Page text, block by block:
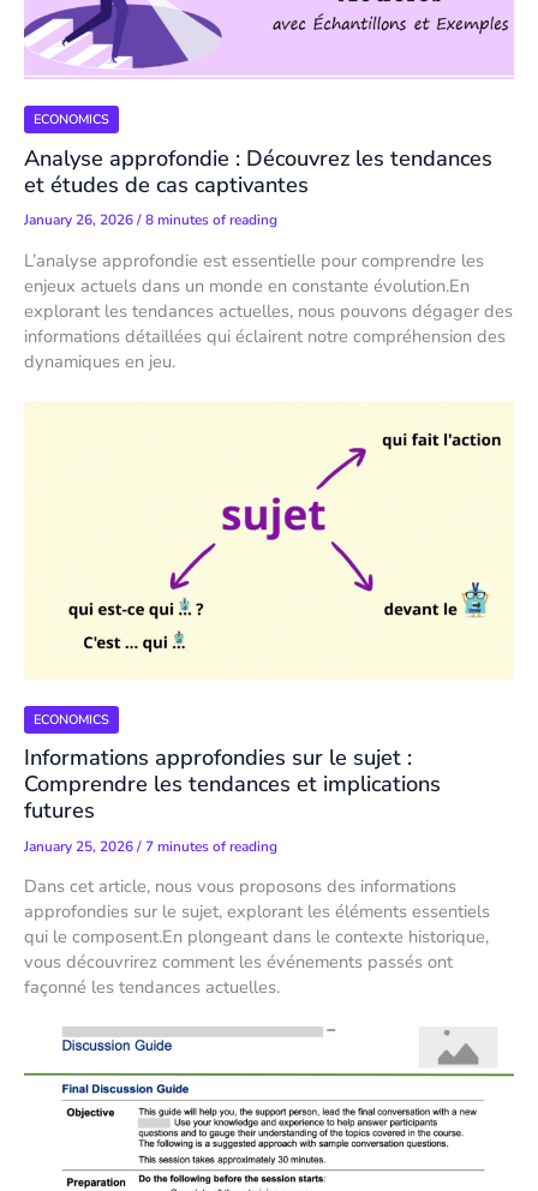
ECONOMICS
Analyse approfondie : Découvrez les tendances
et études de cas captivantes
January 26, 2026/8 minutes of reading
L’analyse approfondie est essentielle pour comprendre les
enjeux actuels dans un monde en constante évolution.En
explorant les tendances actuelles, nous pouvons dégager des
informations détaillées qui éclairent notre compréhension des
dynamiques en jeu.
ECONOMICS
Informations approfondies sur le sujet :
Comprendre les tendances et implications
futures
January 25, 2026/7 minutes of reading
Dans cet article, nous vous proposons des informations
approfondies sur le sujet, explorant les éléments essentiels
qui le composent.En plongeant dans le contexte historique,
vous découvrirez comment les événements passés ont
façonné les tendances actuelles.